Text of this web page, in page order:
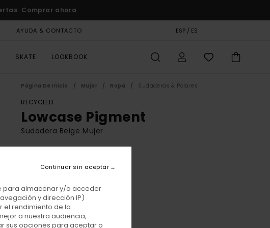
Comprar ahora
AYUDA & CONTACTO ESP / ES
SKATE LOOKBOOK
Página De Inicio Mujer Ropa Sudaderas & Polares
RECYCLED
Lowcase Pigment
Sudadera Beige Mujer
65,00 €
ColorOat Milk
para almacenar y/o acceder
y dirección IP)
el rendimiento de la
a nuestra audiencia,
sus opciones para aceptar o
Continuar sin aceptar